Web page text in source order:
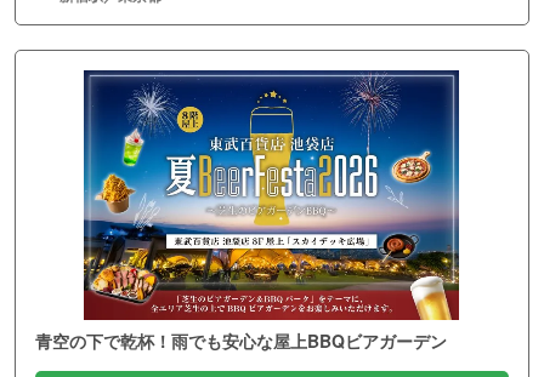
青空の下で乾杯！雨でも安心な屋上BBQビアガーデン